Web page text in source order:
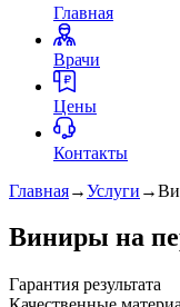
Главная
Врачи
Цены
Контакты
Главная→Услуги →
Виниры на
Гарантия результата